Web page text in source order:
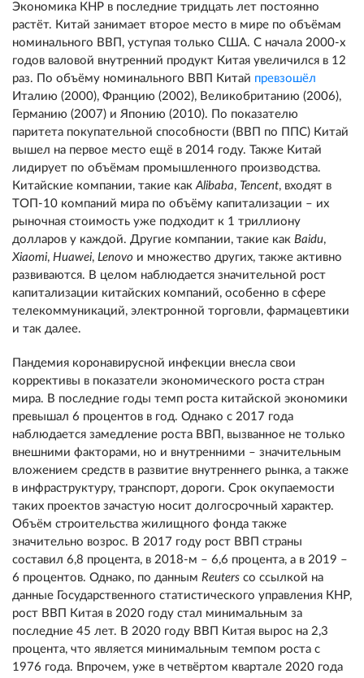
Экономика КНР в последние тридцать лет постоянно
растёт. Китай занимает второе место в мире по объёмам
номинального ВВП, уступая только США. C начала 2000-х
годов валовой внутренний продукт Китая увеличился в 12
раз. По объёму номинального ВВП Китай превзошёл
Италию (2000), Францию (2002), Великобританию (2006),
Германию (2007) и Японию (2010). По показателю
паритета покупательной способности (ВВП по ППС) Китай
вышел на первое место ещё в 2014 году. Также Китай
лидирует по объёмам промышленного производства.
Китайские компании, такие какAlibaba, Tencent, входят в
ТОП-10 компаний мира по объёму капитализации – их
рыночная стоимость уже подходит к 1 триллиону
долларов у каждой. Другие компании, такие как Baidu,
Xiaomi, Huawei, Lenovo и множество других, также активно
развиваются. В целом наблюдается значительной рост
капитализации китайских компаний, особенно в сфере
телекоммуникаций, электронной торговли, фармацевтики
и так далее.
Пандемия коронавирусной инфекции внесла свои
коррективы в показатели экономического роста стран
мира. В последние годы темп роста китайской экономики
превышал 6 процентов в год. Однако с 2017 года
наблюдается замедление роста ВВП, вызванное не только
внешними факторами, но и внутренними – значительным
вложением средств в развитие внутреннего рынка, а также
в инфраструктуру, транспорт, дороги. Срок окупаемости
таких проектов зачастую носит долгосрочный характер.
Объём строительства жилищного фонда также
значительно возрос. В 2017 году рост ВВП страны
составил 6,8 процента, в 2018-м – 6,6 процента, а в 2019 –
6 процентов. Однако, по данным Reuters со ссылкой на
данные Государственного статистического управления КНР,
рост ВВП Китая в 2020 году стал минимальным за
последние 45 лет. В 2020 году ВВП Китая вырос на 2,3
процента, что является минимальным темпом роста с
1976 года. Впрочем, уже в четвёртом квартале 2020 года